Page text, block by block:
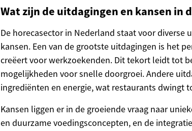
Wat zijn de uitdagingen en kansen in
De horecasector in Nederland staat voor
kansen. Een van de grootste uitdagingen is het
creëert voor werkzoekenden. Dit tekort leidt tot
mogelijkheden voor snelle doorgroei. Andere
ingrediënten en energie, wat restaurants dwingt
Kansen liggen er in de groeiende vraag naar
en duurzame voedingsconcepten, en de